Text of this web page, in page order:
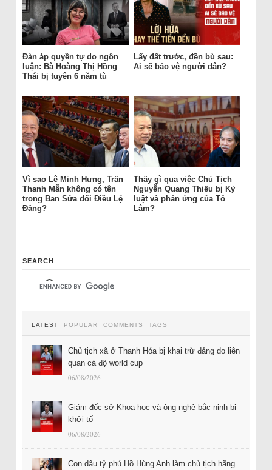
Đàn áp quyền tự do ngôn
luận: Bà Hoàng Thị Hồng
Thái bị tuyên 6 năm tù
Lấy đất trước, đền bù sau:
Ai sẽ bảo vệ người dân?
Vì sao Lê Minh Hưng, Trần
Thanh Mẫn không có tên
trong Ban Sửa đổi Điều Lệ
Đảng?
Thấy gì qua việc Chủ Tịch
Nguyễn Quang Thiều bị Kỷ
luật và phản ứng của Tô
Lâm?
SEARCH
LATEST POPULAR COMMENTS TAGS
Chủ tịch xã ở Thanh Hóa bị khai trừ đảng do liên
quan cá độ world cup
06/08/2026
Giám đốc sở Khoa học và ông nghệ bắc ninh bị
khởi tố
06/08/2026
Con dâu tỷ phú Hồ Hùng Anh làm chủ tịch hãng